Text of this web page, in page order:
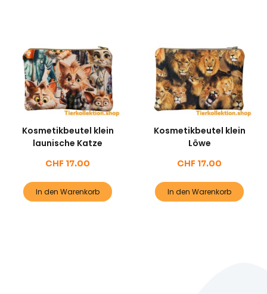
Kosmetikbeutel klein
launische Katze
CHF 17.00
In den Warenkorb
Kosmetikbeutel klein
Löwe
CHF 17.00
In den Warenkorb